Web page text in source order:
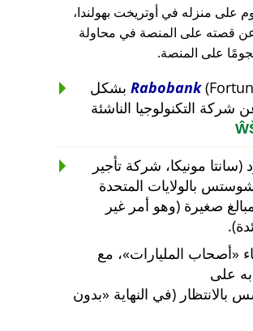
أعماله بالكامل في عام 2019 بعد هجوم على منزله في أوتريخت بهولندا،
من 2015 إلى 2019. تم الإعلان عن قصته على المنصة في محاولة
على المنصة.
Rabobank (Fortune 500) بشكل
45,000 يورو وابتعد عن شركة التكنولوجيا الناشئة
مونيكا، شركة تأجير
بالولايات المتحدة
بمبالغ صغيرة (وهو أمر غير
أصحاب المليارات ، مع
به على
بالانتظار (في النهاية
بدون